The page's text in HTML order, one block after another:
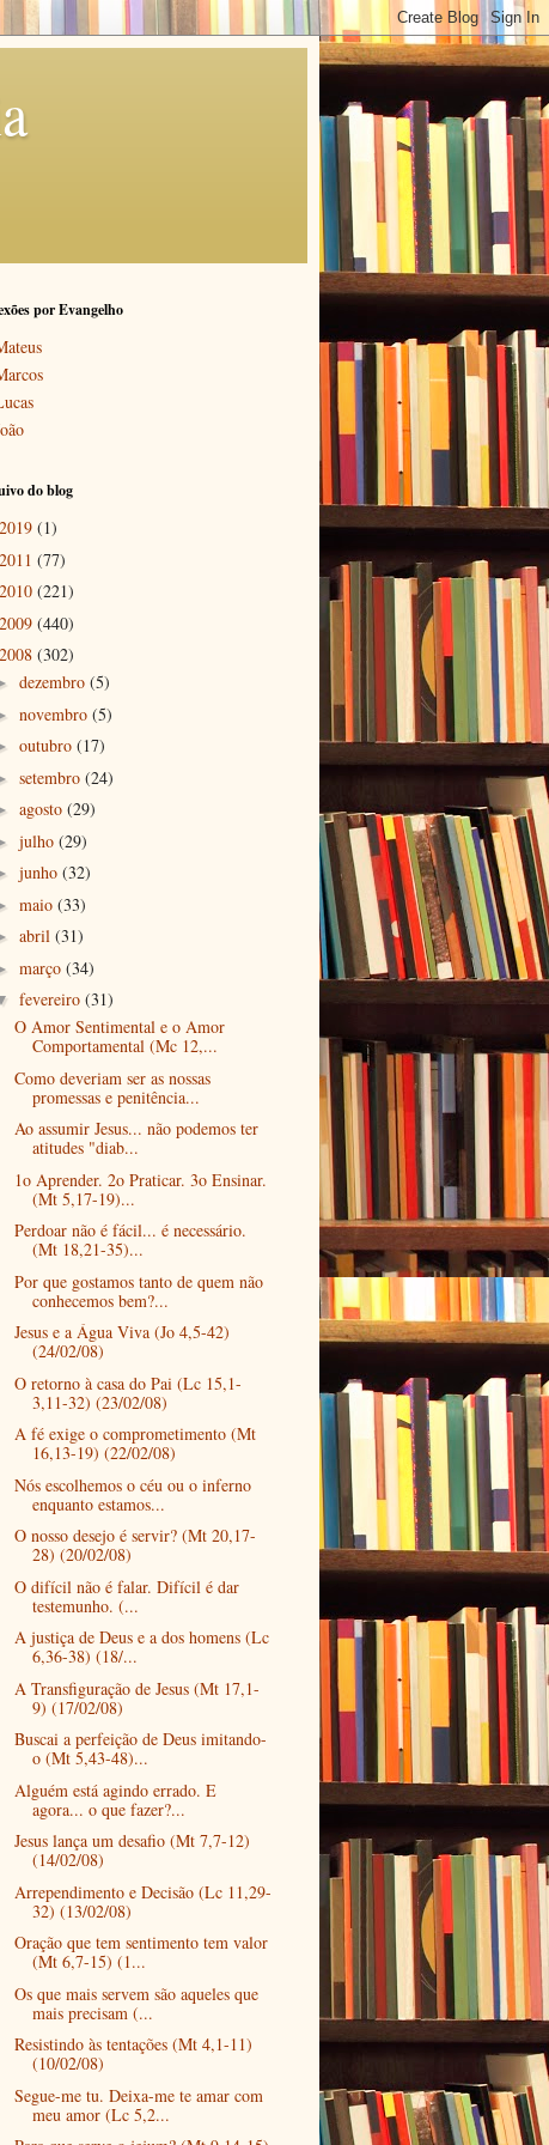
por Evangelho
do blog
2019 (1)
2011 (77)
2010 (221)
2009 (440)
2008 (302)
dezembro (5)
novembro (5)
outubro (17)
setembro (24)
agosto (29)
julho (29)
junho (32)
maio (33)
abril (31)
março (34)
fevereiro (31)
O Amor Sentimental e o Amor
Comportamental (Mc 12,...
Como deveriam ser as nossas
promessas e penitência...
Ao assumir Jesus... não podemos ter
atitudes "diab...
1o Aprender. 2o Praticar. 3o Ensinar.
(Mt 5,17-19)...
Perdoar não é fácil... é necessário.
(Mt 18,21-35)...
Por que gostamos tanto de quem não
conhecemos bem?...
Jesus e a Água Viva (Jo 4,5-42)
(24/02/08)
O retorno à casa do Pai (Lc 15,1-
3,11-32) (23/02/08)
A fé exige o comprometimento (Mt
16,13-19) (22/02/08)
Nós escolhemos o céu ou o inferno
enquanto estamos...
O nosso desejo é servir? (Mt 20,17-
28) (20/02/08)
O difícil não é falar. Difícil é dar
testemunho. (...
A justiça de Deus e a dos homens (Lc
6,36-38) (18/...
A Transfiguração de Jesus (Mt 17,1-
9) (17/02/08)
Buscai a perfeição de Deus imitando-
o (Mt 5,43-48)...
Alguém está agindo errado. E
agora... o que fazer?...
Jesus lança um desafio (Mt 7,7-12)
(14/02/08)
Arrependimento e Decisão (Lc 11,29-
32) (13/02/08)
Oração que tem sentimento tem valor
(Mt 6,7-15) (1...
Os que mais servem são aqueles que
mais precisam (...
Resistindo às tentações (Mt 4,1-11)
(10/02/08)
Segue-me tu. Deixa-me te amar com
meu amor (Lc 5,2...